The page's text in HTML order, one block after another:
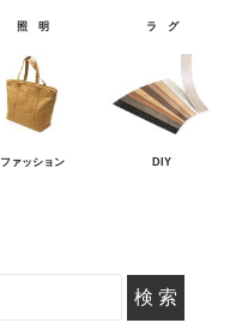
照 明 ラ グ
ファッション DIY